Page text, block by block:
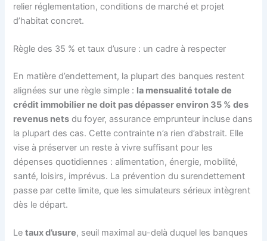
relier réglementation, conditions de marché et projet
d’habitat concret.
Règle des 35 % et taux d’usure : un cadre à respecter
En matière d’endettement, la plupart des banques restent
alignées sur une règle simple : la mensualité totale de
crédit immobilier ne doit pas dépasser environ 35 % des
revenus nets du foyer, assurance emprunteur incluse dans
la plupart des cas. Cette contrainte n’a rien d’abstrait. Elle
vise à préserver un reste à vivre suffisant pour les
dépenses quotidiennes : alimentation, énergie, mobilité,
santé, loisirs, imprévus. La prévention du surendettement
passe par cette limite, que les simulateurs sérieux intègrent
dès le départ.
Letaux d’usure, seuil maximal au-delà duquel les banques